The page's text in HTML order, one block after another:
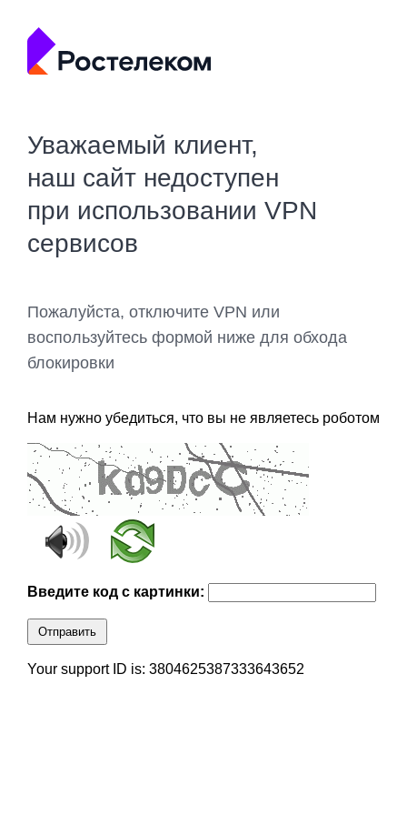
Уважаемый клиент,
наш сайт недоступен
при использовании VPN
сервисов
Пожалуйста, отключите VPN или
воспользуйтесь формой ниже для обхода
блокировки
Нам нужно убедиться, что вы не являетесь роботом
Введите код с картинки:
Отправить
Your support ID is: 3804625387333643652